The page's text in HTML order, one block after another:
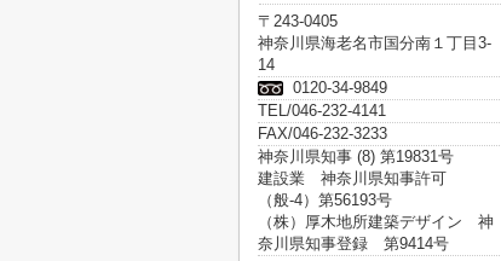
〒243-0405
神奈川県海老名市国分南１丁目3-
14
0120-34-9849
TEL/046-232-4141
FAX/046-232-3233
神奈川県知事 (8) 第19831号
建設業 神奈川県知事許可
（般-4）第56193号
（株）厚木地所建築デザイン 神
奈川県知事登録 第9414号